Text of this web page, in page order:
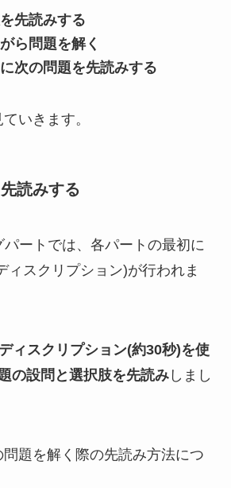
先読みする
ら問題を解く
次の問題を先読みする
いきます。
読みする
ートでは、各パートの最初に
ィスクリプション)が行われま
ィスクリプション(約30秒)を使
の設問と選択肢を先読みしまし
題を解く際の先読み方法につ